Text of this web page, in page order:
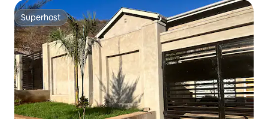
Superhost
Superhost